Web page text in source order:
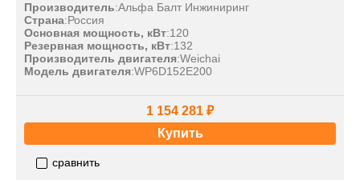
Производитель:Альфа Балт Инжиниринг
Страна:Россия
Основная мощность, кВт:120
Резервная мощность, кВт:132
Производитель двигателя:Weichai
Модель двигателя:WP6D152E200
1 154 281 ₽
Купить
сравнить